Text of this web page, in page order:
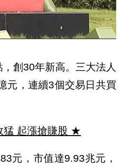
創30年新高。三大法人
元，連續3個交易日共買
起漲搶賺股 ★
元，市值達9.93兆元，